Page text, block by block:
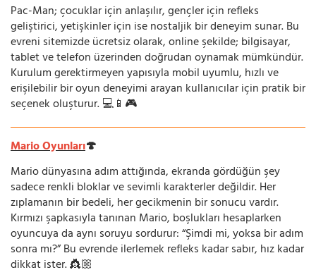
Pac-Man; çocuklar için anlaşılır, gençler için refleks
geliştirici, yetişkinler için ise nostaljik bir deneyim sunar. Bu
evreni sitemizde ücretsiz olarak, online şekilde; bilgisayar,
tablet ve telefon üzerinden doğrudan oynamak mümkündür.
Kurulum gerektirmeyen yapısıyla mobil uyumlu, hızlı ve
erişilebilir bir oyun deneyimi arayan kullanıcılar için pratik bir
seçenek oluşturur. 💻📱🎮
Mario Oyunları🍄
Mario dünyasına adım attığında, ekranda gördüğün şey
sadece renkli bloklar ve sevimli karakterler değildir. Her
zıplamanın bir bedeli, her gecikmenin bir sonucu vardır.
Kırmızı şapkasıyla tanınan Mario, boşlukları hesaplarken
oyuncuya da aynı soruyu sordurur: “Şimdi mi, yoksa bir adım
sonra mı?” Bu evrende ilerlemek refleks kadar sabır, hız kadar
dikkat ister. 👸🏼